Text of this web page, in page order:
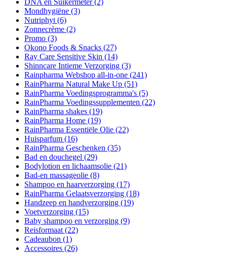
Mondhygiëne (3)
Nutriphyt (6)
Zonnecrème (2)
Promo (3)
Okono Foods & Snacks (27)
Ray Care Sensitive Skin (14)
Shinncare Intieme Verzorging (3)
Rainpharma Webshop all-in-one (241)
RainPharma Natural Make Up (51)
RainPharma Voedingsprogramma's (5)
RainPharma Voedingssupplementen (22)
RainPharma shakes (19)
RainPharma Home (19)
RainPharma Essentiële Olie (22)
Huisparfum (16)
RainPharma Geschenken (35)
Bad en douchegel (29)
Bodylotion en lichaamsolie (21)
Bad-en massageolie (8)
Shampoo en haarverzorging (17)
RainPharma Gelaatsverzorging (18)
Handzeep en handverzorging (19)
Voetverzorging (15)
Baby shampoo en verzorging (9)
Reisformaat (22)
Cadeaubon (1)
Accessoires (26)